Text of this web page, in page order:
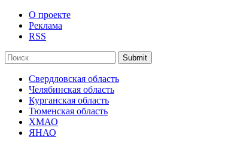
О проекте
Реклама
RSS
Submit
Свердловская область
Челябинская область
Курганская область
Тюменская область
ХМАО
ЯНАО